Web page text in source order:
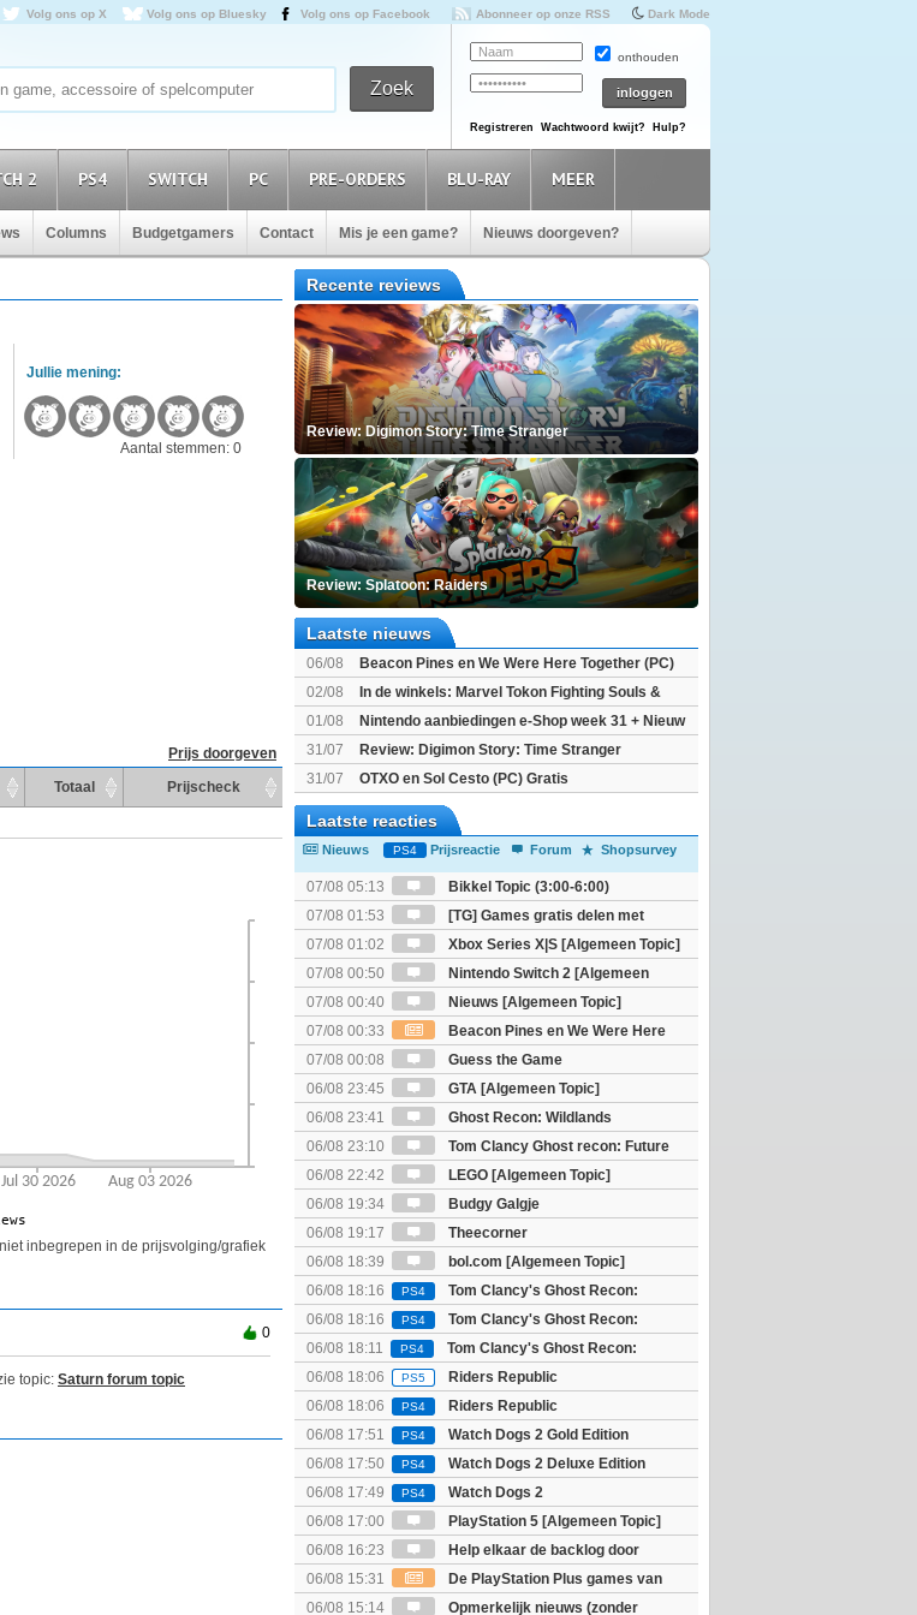
Volg ons op X Volg ons op Bluesky Volg ons op Facebook Abonneer op onze RSS Dark Mode
onthouden
Registreren Wachtwoord kwijt? Hulp?
2 PS4 SWITCH PC PRE-ORDERS BLU-RAY MEER
Columns Budgetgamers Contact Mis je een game? Nieuws doorgeven?
Jullie mening:
Aantal stemmen: 0
Prijs doorgeven
Totaal Prijscheck
inbegrepen in de prijsvolging/grafiek
0
topic: Saturn forum topic
Recente reviews
Review: Digimon Story: Time Stranger
Review: Splatoon: Raiders
Laatste nieuws
06/08
Beacon Pines en We Were Here Together (PC)
Gratis
02/08
In de winkels: Marvel Tokon Fighting Souls &
Beast of Reincarnation
01/08
Nintendo aanbiedingen e-Shop week 31 + Nieuw
voor Switch 2
31/07
Review: Digimon Story: Time Stranger
31/07
OTXO en Sol Cesto (PC) Gratis
Laatste reacties
Nieuws PS4 Prijsreactie Forum Shopsurvey
07/08 05:13
Bikkel Topic (3:00-6:00)
07/08 01:53
[TG] Games gratis delen met
elkaar.
07/08 01:02
Xbox Series X|S [Algemeen Topic]
07/08 00:50
Nintendo Switch 2 [Algemeen
Topic]
07/08 00:40
Nieuws [Algemeen Topic]
07/08 00:33
Beacon Pines en We Were Here
Together (PC) Gratis
07/08 00:08
Guess the Game
06/08 23:45
GTA [Algemeen Topic]
06/08 23:41
Ghost Recon: Wildlands
[Algemeen]
06/08 23:10
Tom Clancy Ghost recon: Future
soldier
06/08 22:42
LEGO [Algemeen Topic]
06/08 19:34
Budgy Galgje
06/08 19:17
Theecorner
06/08 18:39
bol.com [Algemeen Topic]
06/08 18:16
PS4
Tom Clancy's Ghost Recon:
Breakpoint - Ultimate Edition
06/08 18:16 PS4
Tom Clancy's Ghost Recon:
Breakpoint - Standard Edition
06/08 18:11 PS4
Tom Clancy's Ghost Recon:
Wildlands
06/08 18:06 PS5
Riders Republic
06/08 18:06
PS4
Riders Republic
06/08 17:51
PS4
Watch Dogs 2 Gold Edition
06/08 17:50
PS4
Watch Dogs 2 Deluxe Edition
06/08 17:49
PS4
Watch Dogs 2
06/08 17:00
PlayStation 5 [Algemeen Topic]
06/08 16:23
Help elkaar de backlog door
06/08 15:31
De PlayStation Plus games van
augustus zijn bekend
06/08 15:14 Opmerkelijk nieuws (zonder